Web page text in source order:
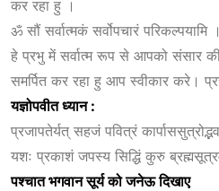
कर रहा हु ।
ॐ सौं सर्वात्मकं सर्वोपचारं परिकल्पयामि ।
हे प्रभु में सर्वात्म रूप से आपको संसार
समर्पित कर रहा हु आप स्वीकार करे।
यज्ञोपवीतध्यान :
प्रजापतेर्यत् सहजं पवित्रं
यशः प्रकाशं जपस्य सिद्धिं कुरु
पश्चातभगवानसूर्यकोजनेऊदिखाए